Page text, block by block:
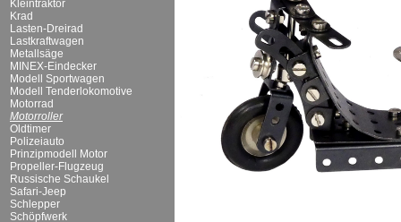
Kleintraktor
Krad
Lasten-Dreirad
Lastkraftwagen
Metallsäge
MINEX-Eindecker
Modell Sportwagen
Modell Tenderlokomotive
Motorrad
Motorroller
Oldtimer
Polizeiauto
Prinzipmodell Motor
Propeller-Flugzeug
Russische Schaukel
Safari-Jeep
Schlepper
Schöpfwerk